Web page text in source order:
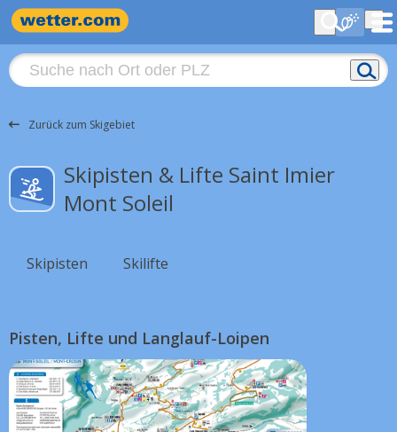
Zurück zum Skigebiet
Skipisten & Lifte Saint Imier
Mont Soleil
Skipisten Skilifte
Pisten, Lifte und Langlauf-Loipen